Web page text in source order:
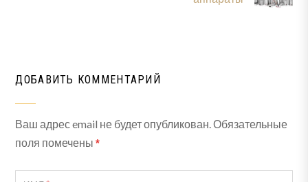
ДОБАВИТЬ КОММЕНТАРИЙ
Ваш адрес email не будет опубликован.Обязательные
поля помечены*